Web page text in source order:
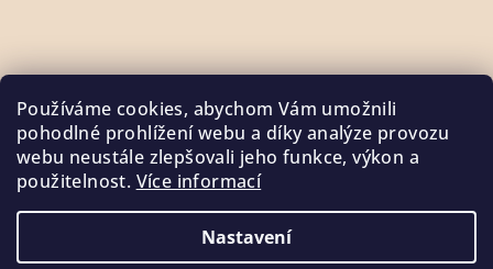
Používáme cookies, abychom Vám umožnili
pohodlné prohlížení webu a díky analýze provozu
webu neustále zlepšovali jeho funkce, výkon a
použitelnost. Více informací
Nastavení
Sledovat na Instagramu